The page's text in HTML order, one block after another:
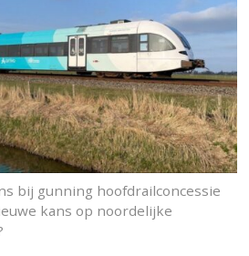
bij gunning hoofdrailconcessie
kans op noordelijke